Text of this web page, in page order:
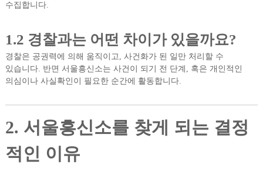
수집합니다.
1.2 경찰과는 어떤 차이가 있을까요?
경찰은 공권력에 의해 움직이고, 사건화가 된 일만 처리할 수
있습니다. 반면 서울흥신소는 사건이 되기 전 단계, 혹은 개인적인
의심이나 사실확인이 필요한 순간에 활동합니다.
2. 서울흥신소를 찾게 되는 결정
적인 이유